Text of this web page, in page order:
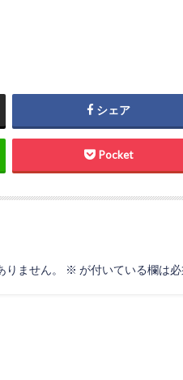
シェア
Pocket
ません。 ※ が付いている欄は